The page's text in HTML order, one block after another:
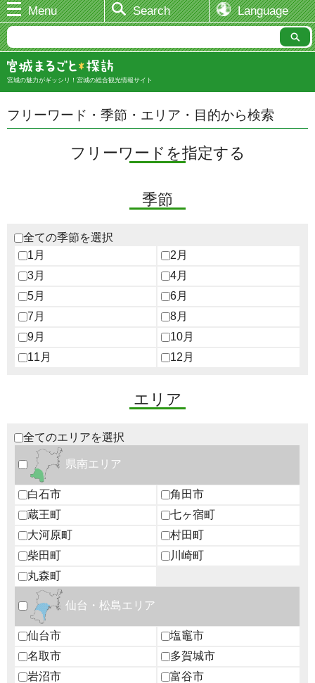
Menu Search Language
宮城の魅力がギッシリ！宮城の総合観光情報サイト
フリーワード・季節・エリア・目的から検索
フリーワードを指定する
季節
全ての季節を選択
1月
2月
3月
4月
5月
6月
7月
8月
9月
10月
11月
12月
エリア
全てのエリアを選択
県南エリア
白石市
角田市
蔵王町
七ヶ宿町
大河原町
村田町
柴田町
川崎町
丸森町
仙台・松島エリア
仙台市
塩竈市
名取市
多賀城市
岩沼市
富谷市